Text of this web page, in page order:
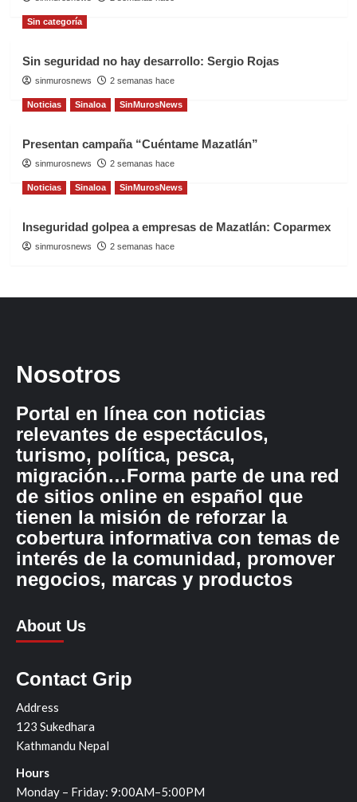
Sin categoría
Sin seguridad no hay desarrollo: Sergio Rojas
sinmurosnews 2 semanas hace
Noticias Sinaloa SinMurosNews
Presentan campaña “Cuéntame Mazatlán”
sinmurosnews 2 semanas hace
Noticias Sinaloa SinMurosNews
Inseguridad golpea a empresas de Mazatlán: Coparmex
sinmurosnews 2 semanas hace
Nosotros
Portal en línea con noticias
relevantes de espectáculos,
turismo, política, pesca,
migración…Forma parte de una red
de sitios online en español que
tienen la misión de reforzar la
cobertura informativa con temas de
interés de la comunidad, promover
negocios, marcas y productos
About Us
Contact Grip
Address
123 Sukedhara
Kathmandu Nepal
Hours
Monday – Friday: 9:00AM–5:00PM